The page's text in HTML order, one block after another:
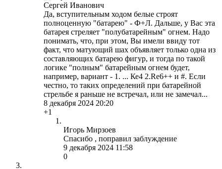
Сергей Иванович
Да, вступительным ходом белые строят
полноценную "батарею" - Ф+Л. Дальше, у Вас эта
батарея стреляет "полубатарейным" огнем. Надо
понимать, что, при этом, Вы имели ввиду тот
факт, что матующий шах объявляет только одна из
составляющих батарею фигур, и тогда по такой
логике "полным" батарейным огнем будет,
например, вариант - 1. ... Ке4 2.Rе6++ и #. Если
честно, то таких определений при батарейной
стрельбе я раньше не встречал, или не замечал...
8 декабря 2024 20:20
+1
Игорь Мирзоев
Спасибо , поправил заблуждение
9 декабря 2024 11:58
0